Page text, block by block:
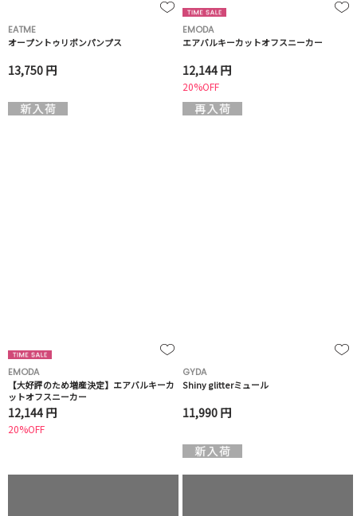
EATME
オープントゥリボンパンプス
13,750 円
EMODA
エアバルキーカットオフスニーカー
12,144 円
20%OFF
EMODA
【大好評のため増産決定】エアバルキーカ
ットオフスニーカー
12,144 円
20%OFF
GYDA
Shiny glitterミュール
11,990 円